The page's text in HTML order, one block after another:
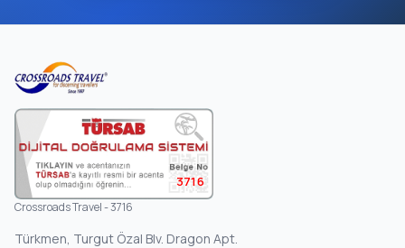
3716
Crossroads Travel - 3716
Türkmen, Turgut Özal Blv. Dragon Apt.